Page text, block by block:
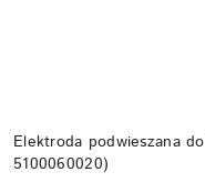
Elektroda podwieszana
5100060020)